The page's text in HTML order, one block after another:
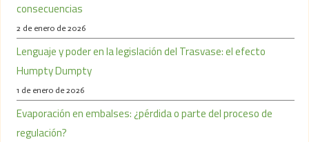
consecuencias
2 de enero de 2026
Lenguaje y poder en la legislación del Trasvase: el efecto
Humpty Dumpty
1 de enero de 2026
Evaporación en embalses: ¿pérdida o parte del proceso de
regulación?